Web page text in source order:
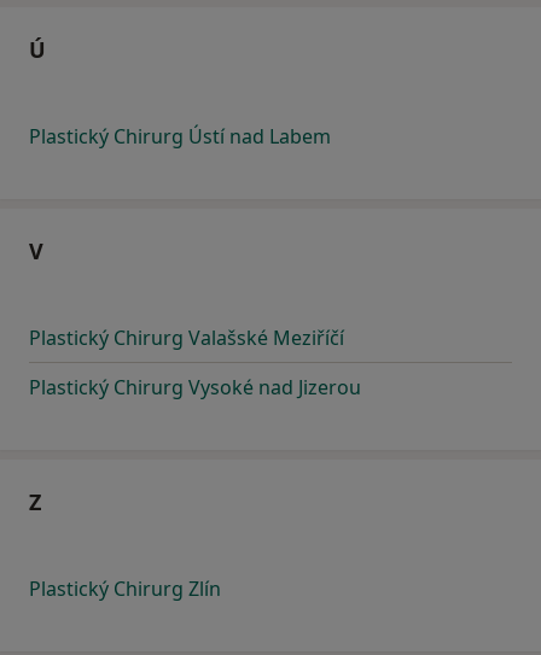
Ú
Plastický Chirurg Ústí nad Labem
V
Plastický Chirurg Valašské Meziříčí
Plastický Chirurg Vysoké nad Jizerou
Z
Plastický Chirurg Zlín